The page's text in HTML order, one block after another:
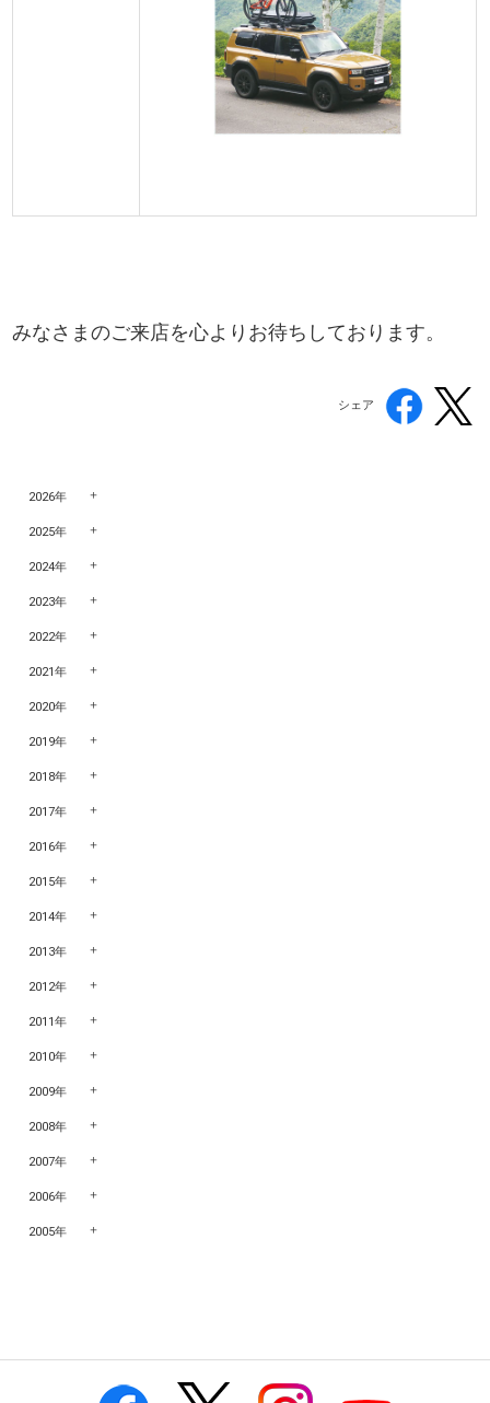
みなさまのご来店を心よりお待ちしております。
シェア
2026年
2025年
2024年
2023年
2022年
2021年
2020年
2019年
2018年
2017年
2016年
2015年
2014年
2013年
2012年
2011年
2010年
2009年
2008年
2007年
2006年
2005年